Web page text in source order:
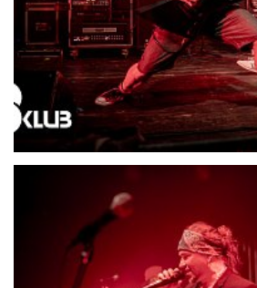
21707-DSC06588